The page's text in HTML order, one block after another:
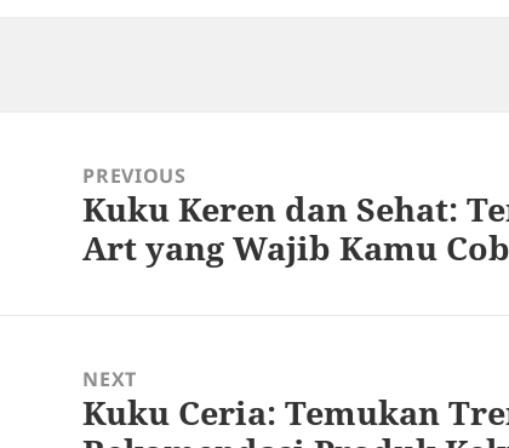
navigationPREVIOUS
Previous
post:
Kuku Keren dan Sehat:
Art yang Wajib Kamu
NEXT
Next
Kuku Ceria: Temukan